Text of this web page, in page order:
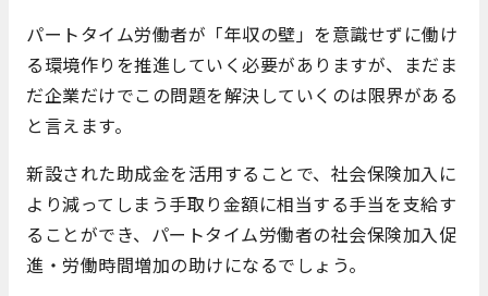
パートタイム労働者が「年収の壁」を意識せずに働け
る環境作りを推進していく必要がありますが、まだま
だ企業だけでこの問題を解決していくのは限界がある
と言えます。
新設された助成金を活用することで、社会保険加入に
より減ってしまう手取り金額に相当する手当を支給す
ることができ、パートタイム労働者の社会保険加入促
進・労働時間増加の助けになるでしょう。